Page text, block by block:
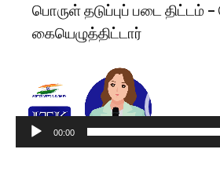
பொருள் தடுப்புப் படை திட்டம்
கையெழுத்திட்டார்
o
00:00